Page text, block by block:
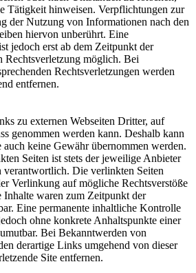
Tätigkeit hinweisen. Verpflichtungen zur
der Nutzung von Informationen nach den
hiervon unberührt. Eine
jedoch erst ab dem Zeitpunkt der
Rechtsverletzung möglich. Bei
Rechtsverletzungen werden
entfernen.
zu externen Webseiten Dritter, auf
genommen werden kann. Deshalb kann
keine Gewähr übernommen werden.
Seiten ist stets der jeweilige Anbieter
verantwortlich. Die verlinkten Seiten
Verlinkung auf mögliche Rechtsverstöße
waren zum Zeitpunkt der
Eine permanente inhaltliche Kontrolle
ohne konkrete Anhaltspunkte einer
Bei Bekanntwerden von
derartige Links umgehend von dieser
Site entfernen.